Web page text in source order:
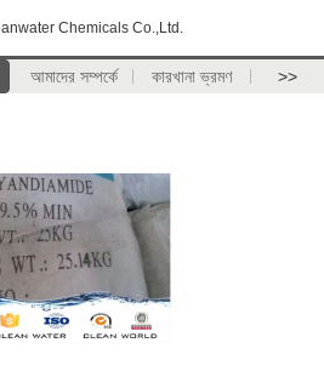
Chemicals Co.,Ltd.
আমাদের সম্পর্কে কারখানা ভ্রমণ >>